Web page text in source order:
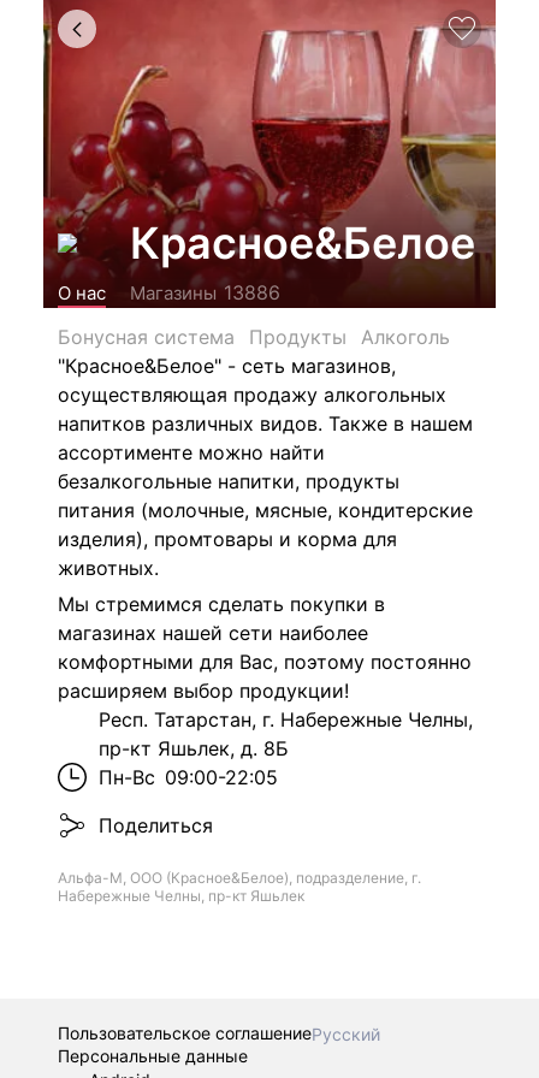
Красное&Белое
О нас Магазины 13886
Бонусная система
Продукты
Алкоголь
"Красное&Белое" - сеть магазинов,
осуществляющая продажу алкогольных
напитков различных видов. Также в нашем
ассортименте можно найти
безалкогольные напитки, продукты
питания (молочные, мясные, кондитерские
изделия), промтовары и корма для
животных.
Мы стремимся сделать покупки в
магазинах нашей сети наиболее
комфортными для Вас, поэтому постоянно
расширяем выбор продукции!
Респ. Татарстан, г. Набережные Челны,
пр-кт Яшьлек, д. 8Б
Пн-Вс 09:00-22:05
Поделиться
Альфа-М, ООО (Красное&Белое), подразделение, г.
Набережные Челны, пр-кт Яшьлек
Пользовательское соглашениеРусский
Персональные данные